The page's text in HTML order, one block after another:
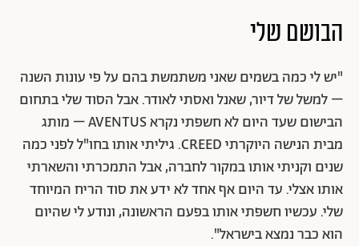
הבושם שלי
"יש לי כמה בשמים שאני משתמשת בהם על פי עונות השנה
– למשל של דיור, שאנל ואסתי לאודר. אבל הסוד שלי בתחום
הבישום שעד היום לא חשפתי נקרא AVENTUS – מותג
מבית הנישה היוקרתי CREED. גיליתי אותו בחו"ל לפני כמה
שנים וקניתי אותו במקור לחברה, אבל התמכרתי והשארתי
אותו אצלי. עד היום אף אחד לא ידע את סוד הריח המיוחד
שלי. עכשיו חשפתי אותו בפעם הראשונה, ונודע לי שהיום
הוא כבר נמצא בישראל".